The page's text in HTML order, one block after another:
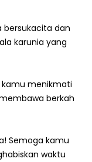
bersukacita dan
karunia yang
kamu menikmati
berkah
Semoga kamu
waktu